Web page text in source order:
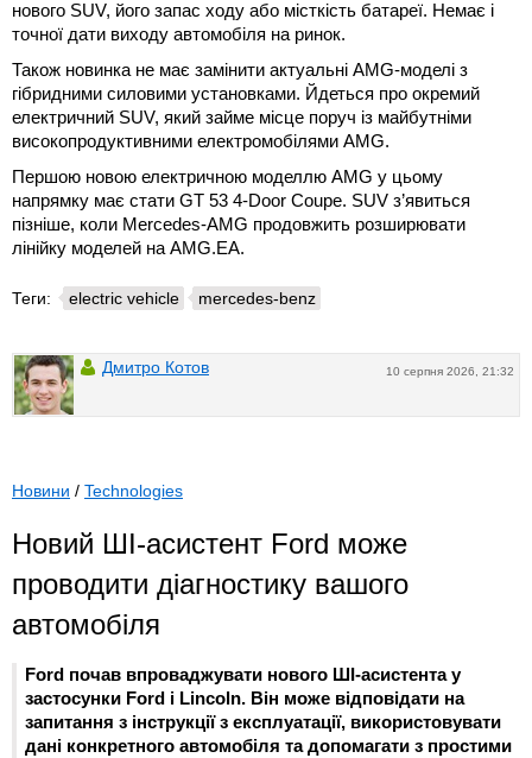
нового SUV, його запас ходу або місткість батареї. Немає і
точної дати виходу автомобіля на ринок.
Також новинка не має замінити актуальні AMG-моделі з
гібридними силовими установками. Йдеться про окремий
електричний SUV, який займе місце поруч із майбутніми
високопродуктивними електромобілями AMG.
Першою новою електричною моделлю AMG у цьому
напрямку має стати GT 53 4-Door Coupe. SUV з’явиться
пізніше, коли Mercedes-AMG продовжить розширювати
лінійку моделей на AMG.EA.
Теги: electric vehicle mercedes-benz
10 серпня 2026, 21:32
Дмитро Котов
Новини / Technologies
Новий ШІ-асистент Ford може
проводити діагностику вашого
автомобіля
Ford почав впроваджувати нового ШІ-асистента у
застосунки Ford і Lincoln. Він може відповідати на
запитання з інструкції з експлуатації, використовувати
дані конкретного автомобіля та допомагати з простими